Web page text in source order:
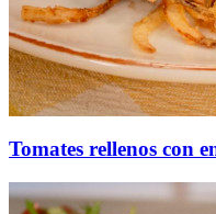
Tomates rellenos con